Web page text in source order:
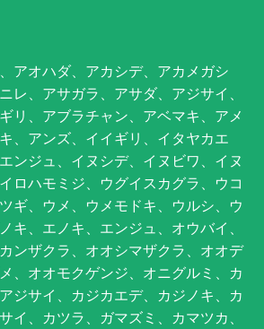
アオハダ、アカシデ、アカメガシ
レ、アサガラ、アサダ、アジサイ、
リ、アブラチャン、アベマキ、アメ
、アンズ、イイギリ、イタヤカエ
ンジュ、イヌシデ、イヌビワ、イヌ
ロハモミジ、ウグイスカグラ、ウコ
ギ、ウメ、ウメモドキ、ウルシ、ウ
キ、エノキ、エンジュ、オウバイ、
ンザクラ、オオシマザクラ、オオデ
、オオモクゲンジ、オニグルミ、カ
ジサイ、カジカエデ、カジノキ、カ
イ、カツラ、ガマズミ、カマツカ、